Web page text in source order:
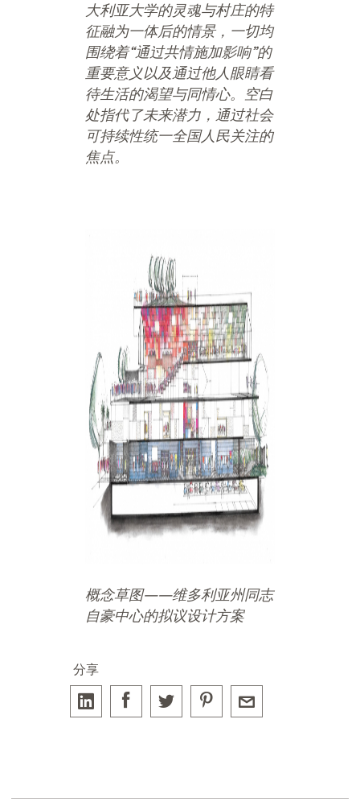
大利亚大学的灵魂与村庄的特
征融为一体后的情景，一切均
围绕着“通过共情施加影响”的
重要意义以及通过他人眼睛看
待生活的渴望与同情心。空白
处指代了未来潜力，通过社会
可持续性统一全国人民关注的
焦点。
概念草图——维多利亚州同志
自豪中心的拟议设计方案
分享